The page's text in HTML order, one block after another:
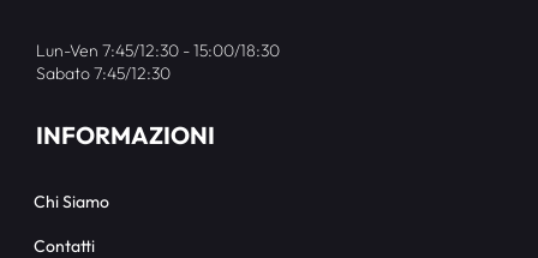
Lun-Ven 7:45/12:30 - 15:00/18:30
Sabato 7:45/12:30
INFORMAZIONI
Chi Siamo
Contatti